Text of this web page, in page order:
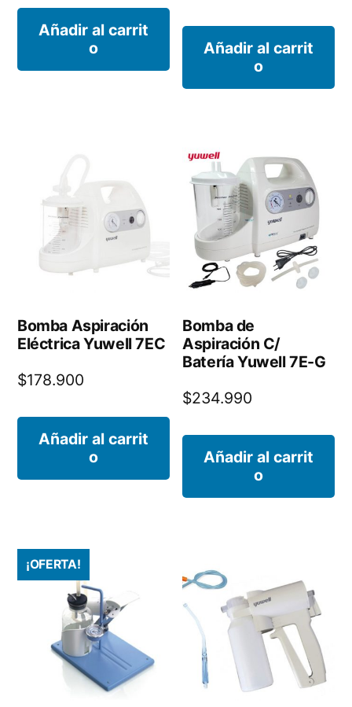
Añadir al carrit
o
Añadir al carrit
o
Bomba Aspiración
Eléctrica Yuwell 7EC
$178.900
Añadir al carrit
o
Bomba de
Aspiración C/
Batería Yuwell 7E-G
$234.990
Añadir al carrit
o
¡OFERTA!